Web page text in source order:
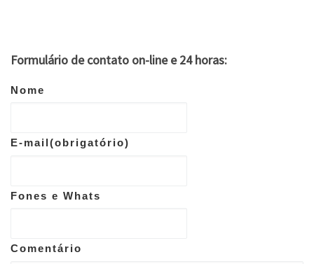
Formulário de contato on-line e 24 horas:
Nome
E-mail (obrigatório)
Fones e Whats
Comentário